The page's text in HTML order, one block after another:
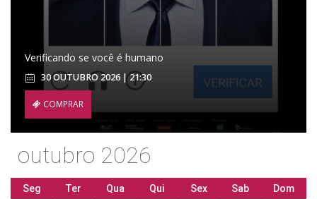
Verificando se você é humano
30 OUTUBRO 2026 | 21:30
COMPRAR
outubro 2026
Seg Ter Qua Qui Sex Sab Dom